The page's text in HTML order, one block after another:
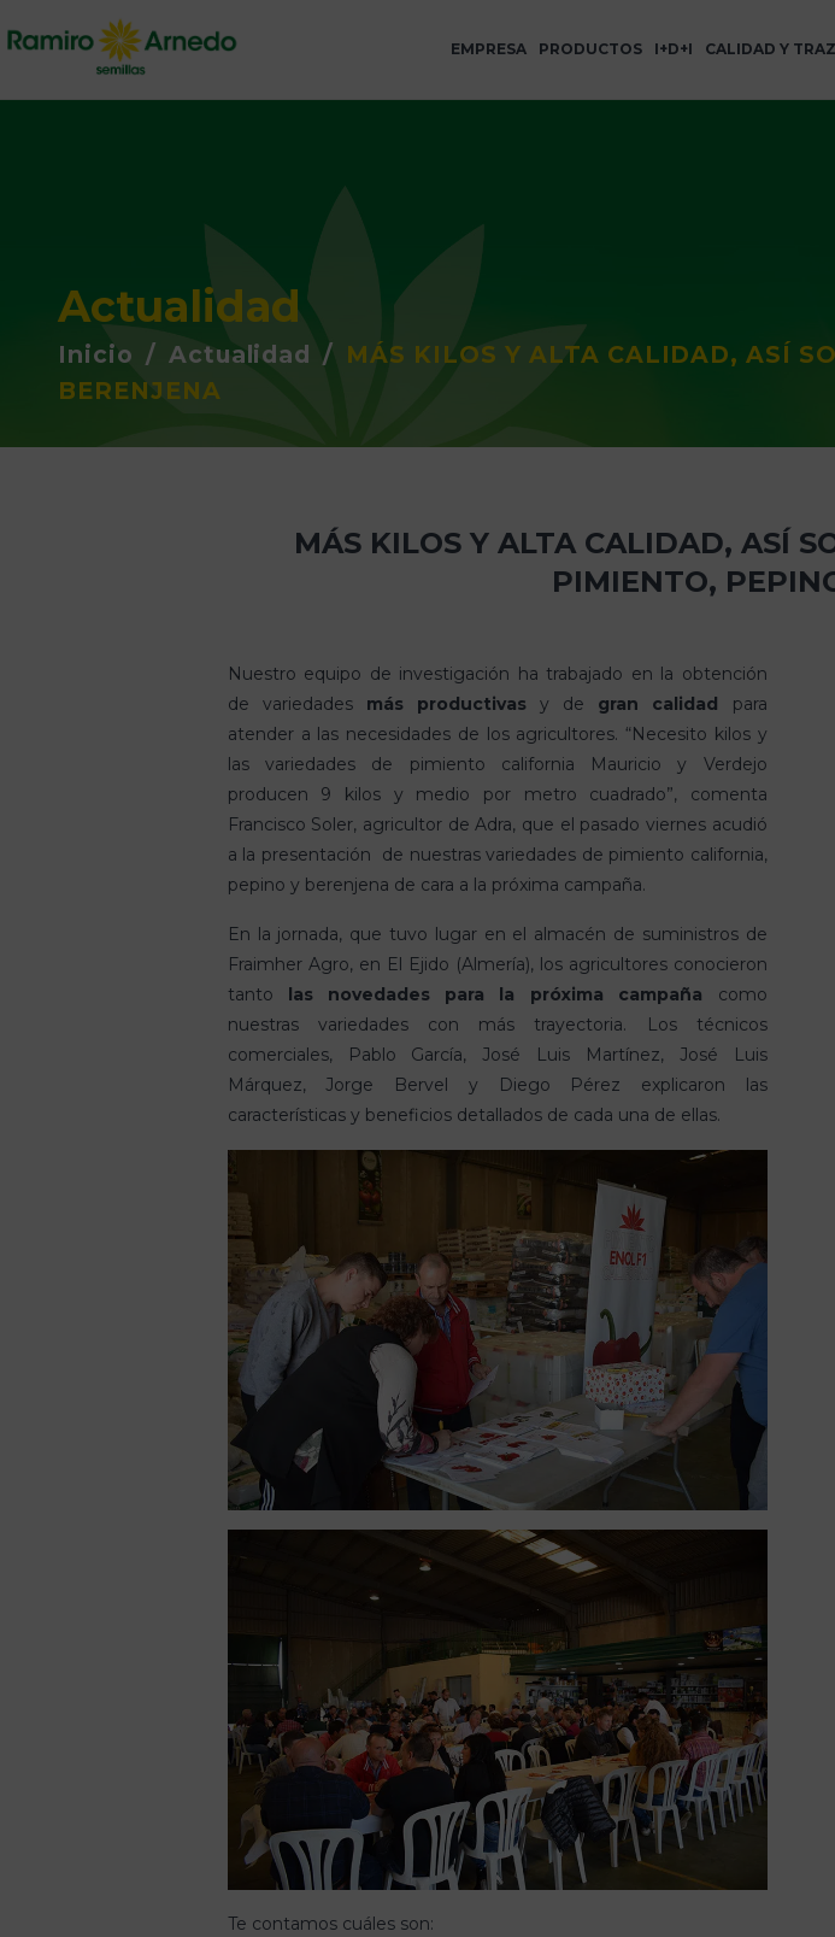
EMPRESA PRODUCTOS I+D+I CALIDAD Y
Actualidad
Inicio / Actualidad / MÁS KILOS Y ALTA CALIDAD, ASÍ
BERENJENA
MÁS KILOS Y ALTA CALIDAD, ASÍ
PIMIENTO,
Nuestro equipo de investigación ha trabajado en la obtención
de variedades más productivasy de gran calidad para
atender a las necesidades de los agricultores. “Necesito kilos y
las variedades de pimiento california Mauricio y Verdejo
producen 9 kilos y medio por metro cuadrado”, comenta
Francisco Soler, agricultor de Adra, que el pasado viernes acudió
a la presentación de nuestras variedades de pimiento california,
pepino y berenjena de cara a la próxima campaña.
En la jornada, que tuvo lugar en el almacén de suministros de
Fraimher Agro, en El Ejido (Almería), los agricultores conocieron
tanto las novedades para la próxima campaña como
nuestras variedades con más trayectoria. Los técnicos
comerciales, Pablo García, José Luis Martínez, José Luis
Márquez, Jorge Bervel y Diego Pérez explicaron las
características y beneficios detallados de cada una de ellas.
Te contamos cuáles son: